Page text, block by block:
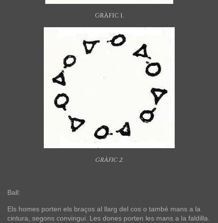
GRÀFIC 1.
GRÀFIC 2.
Ball:
Els homes porten els braços al llarg del cos o també mans a la
cintura, segons convingui. Les dones porten les mans a la faldilla.